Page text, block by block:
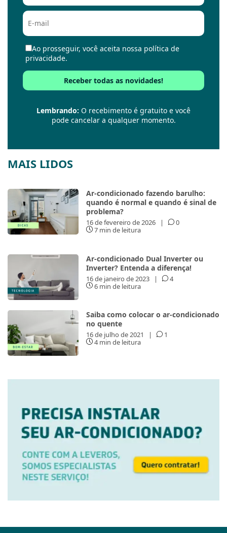
Ao prosseguir, você aceita nossa política de
privacidade.
Lembrando: O recebimento é gratuito e você
pode cancelar a qualquer momento.
MAIS LIDOS
Ar-condicionado fazendo barulho:
quando é normal e quando é sinal de
problema?
16 de fevereiro de 2026 |
0
7 min de leitura
Ar-condicionado Dual Inverter ou
Inverter? Entenda a diferença!
16 de janeiro de 2023 |
4
6 min de leitura
Saiba como colocar o ar-condicionado
no quente
16 de julho de 2021 |
1
4 min de leitura